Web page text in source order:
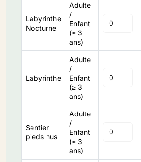
Labyrinthe
Nocturne
Adulte
/
Enfant
(≥ 3
ans)
Labyrinthe
Adulte
/
Enfant
(≥ 3
ans)
Sentier
pieds nus
Adulte
/
Enfant
(≥ 3
ans)